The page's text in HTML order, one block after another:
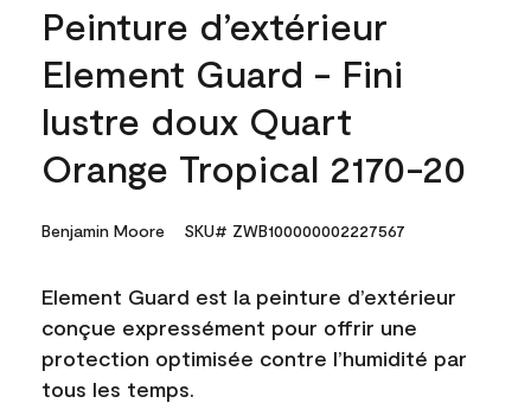
Peinture d’extérieur
Element Guard - Fini
lustre doux Quart
Orange Tropical 2170-20
Benjamin Moore SKU# ZWB100000002227567
Element Guard est la peinture d’extérieur
conçue expressément pour offrir une
protection optimisée contre l’humidité par
tous les temps.